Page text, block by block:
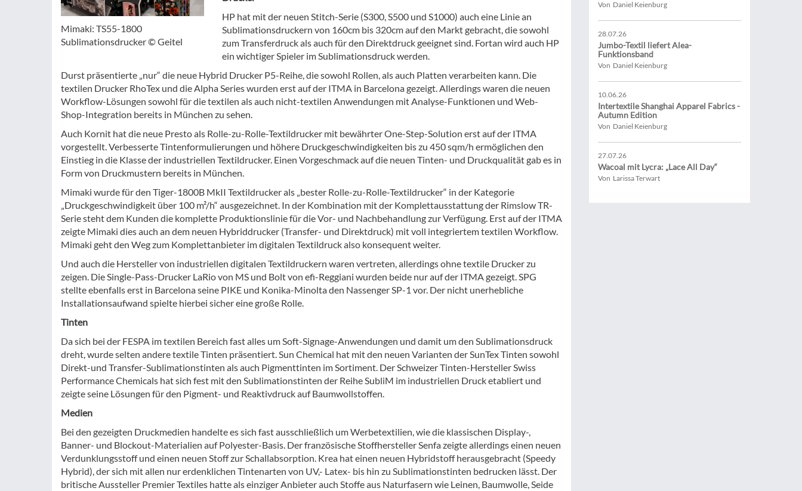
Mimaki: TS55-1800
Sublimationsdrucker © Geitel
HP hat mit der neuen Stitch-Serie (S300, S500 und S1000) auch eine Linie an
Sublimationsdruckern von 160cm bis 320cm auf den Markt gebracht, die sowohl
zum Transferdruck als auch für den Direktdruck geeignet sind. Fortan wird auch HP
ein wichtiger Spieler im Sublimationsdruck werden.
Durst präsentierte „nur“ die neue Hybrid Drucker P5-Reihe, die sowohl Rollen, als auch Platten verarbeiten kann. Die
textilen Drucker RhoTex und die Alpha Series wurden erst auf der ITMA in Barcelona gezeigt. Allerdings waren die neuen
Workflow-Lösungen sowohl für die textilen als auch nicht-textilen Anwendungen mit Analyse-Funktionen und Web-
Shop-Integration bereits in München zu sehen.
Auch Kornit hat die neue Presto als Rolle-zu-Rolle-Textildrucker mit bewährter One-Step-Solution erst auf der ITMA
vorgestellt. Verbesserte Tintenformulierungen und höhere Druckgeschwindigkeiten bis zu 450 sqm/h ermöglichen den
Einstieg in die Klasse der industriellen Textildrucker. Einen Vorgeschmack auf die neuen Tinten- und Druckqualität gab es in
Form von Druckmustern bereits in München.
Mimaki wurde für den Tiger-1800B MkII Textildrucker als „bester Rolle-zu-Rolle-Textildrucker“ in der Kategorie
„Druckgeschwindigkeit über 100 m²/h“ ausgezeichnet. In der Kombination mit der Komplettausstattung der Rimslow TR-
Serie steht dem Kunden die komplette Produktionslinie für die Vor- und Nachbehandlung zur Verfügung. Erst auf der ITMA
zeigte Mimaki dies auch an dem neuen Hybriddrucker (Transfer- und Direktdruck) mit voll integriertem textilen Workflow.
Mimaki geht den Weg zum Komplettanbieter im digitalen Textildruck also konsequent weiter.
Und auch die Hersteller von industriellen digitalen Textildruckern waren vertreten, allerdings ohne textile Drucker zu
zeigen. Die Single-Pass-Drucker LaRio von MS und Bolt von efi-Reggiani wurden beide nur auf der ITMA gezeigt. SPG
stellte ebenfalls erst in Barcelona seine PIKE und Konika-Minolta den Nassenger SP-1 vor. Der nicht unerhebliche
Installationsaufwand spielte hierbei sicher eine große Rolle.
Tinten
Da sich bei der FESPA im textilen Bereich fast alles um Soft-Signage-Anwendungen und damit um den Sublimationsdruck
dreht, wurde selten andere textile Tinten präsentiert. Sun Chemical hat mit den neuen Varianten der SunTex Tinten sowohl
Direkt-und Transfer-Sublimationstinten als auch Pigmenttinten im Sortiment. Der Schweizer Tinten-Hersteller Swiss
Performance Chemicals hat sich fest mit den Sublimationstinten der Reihe SubliM im industriellen Druck etabliert und
zeigte seine Lösungen für den Pigment- und Reaktivdruck auf Baumwollstoffen.
Medien
Bei den gezeigten Druckmedien handelte es sich fast ausschließlich um Werbetextilien, wie die klassischen Display-,
Banner- und Blockout-Materialien auf Polyester-Basis. Der französische Stoffhersteller Senfa zeigte allerdings einen neuen
Verdunklungsstoff und einen neuen Stoff zur Schallabsorption. Krea hat einen neuen Hybridstoff herausgebracht (Speedy
Hybrid), der sich mit allen nur erdenklichen Tintenarten von UV,- Latex- bis hin zu Sublimationstinten bedrucken lässt. Der
britische Aussteller Premier Textiles hatte als einziger Anbieter auch Stoffe aus Naturfasern wie Leinen, Baumwolle, Seide
Von Daniel Keienburg
28.07.26
Jumbo-Textil liefert Alea-
Funktionsband
Von Daniel Keienburg
10.06.26
Intertextile Shanghai Apparel Fabrics -
Autumn Edition
Von Daniel Keienburg
27.07.26
Wacoal mit Lycra: „Lace All Day“
Von Larissa Terwart